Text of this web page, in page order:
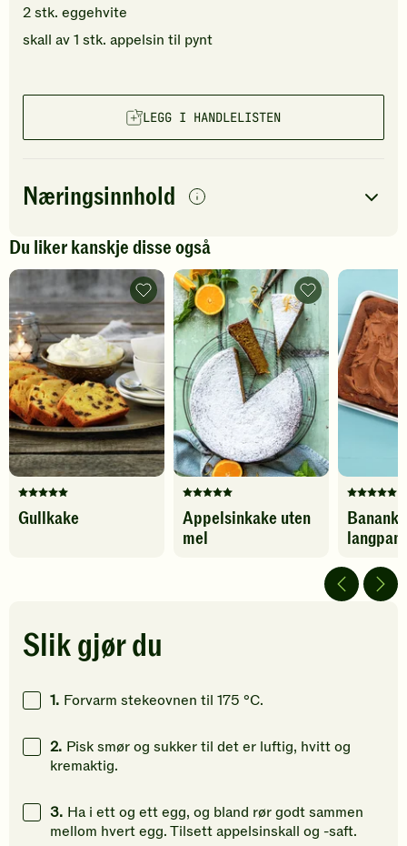
2stk. eggehvite
skall av1 stk. appelsin til pynt
LEGG I HANDLELISTEN
Næringsinnhold
per porsjon
Navn på
næringsstoffetantall
Energi 581kcal
Fett
24g
Protein
9 g
Karbohydrater
79g
Du liker kanskje disse også
Denne
oppskriften
stjerner.
Klikk
å
gi
vurdering.
Gullkake
Gullkake
-
legg
til
favoritter
Denne
oppskriften
har
gi
vurdering.
Appelsinkake uten
mel
Appelsinkake
uten
mel
-
legg
til
favoritter
Denne
har
5
av
Slik gjør du
1. Forvarm stekeovnen til 175 °C.
2. Pisk smør og sukker til det er luftig, hvitt og
kremaktig.
3. Ha i ett og ett egg, og bland rør godt sammen
mellom hvert egg. Tilsett appelsinskall og -saft.